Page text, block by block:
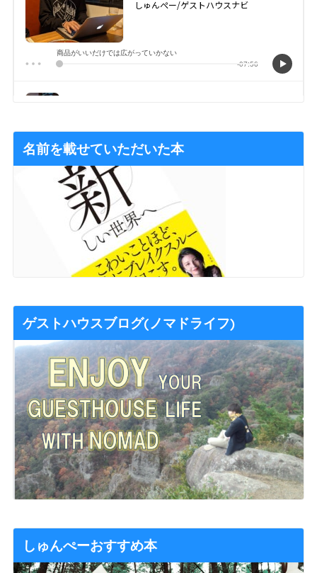
名前を載せていただいた本
ゲストハウスブログ(ノマドライフ)
しゅんぺーおすすめ本